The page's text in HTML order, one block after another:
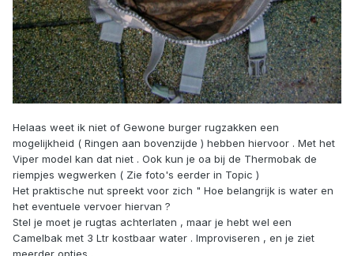
Helaas weet ik niet of Gewone burger rugzakken een
mogelijkheid ( Ringen aan bovenzijde ) hebben hiervoor . Met het
Viper model kan dat niet . Ook kun je oa bij de Thermobak de
riempjes wegwerken ( Zie foto's eerder in Topic )
Het praktische nut spreekt voor zich " Hoe belangrijk is water en
het eventuele vervoer hiervan ?
Stel je moet je rugtas achterlaten , maar je hebt wel een
Camelbak met 3 Ltr kostbaar water . Improviseren , en je ziet